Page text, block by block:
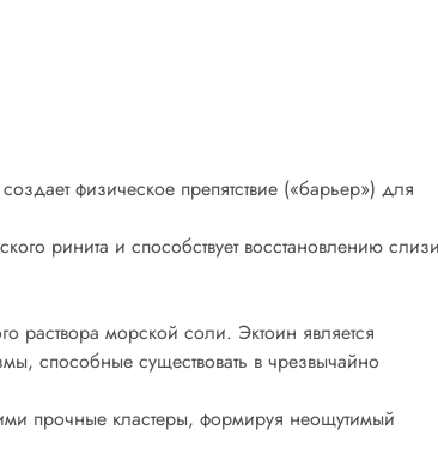
физическое препятствие («барьер») для
ринита и способствует восстановлению
морской соли. Эктоин является
способные существовать в чрезвычайно
прочные кластеры, формируя неощутимый